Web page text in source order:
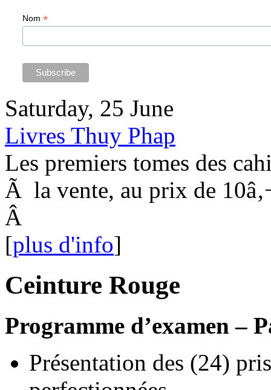
Nom *
Saturday, 25 June
Livres Thuy Phap
Les premiers tomes des
Ã la vente, au prix de
Â
[plus d'info]
Ceinture Rouge
Programme d’examen –
Présentation des (24)